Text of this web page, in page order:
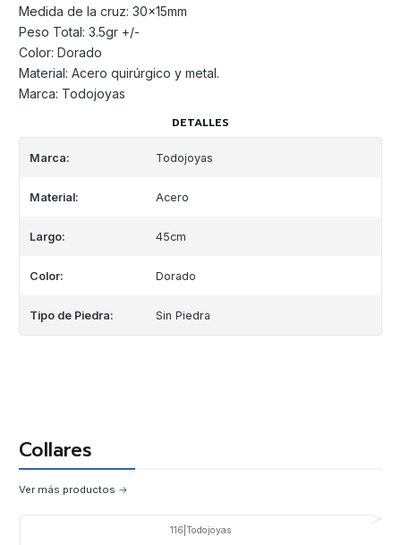
Medida de la cruz: 30x15mm
Peso Total: 3.5gr +/-
Color: Dorado
Material: Acero quirúrgico y metal.
Marca: Todojoyas
DETALLES
Marca: Todojoyas
Material: Acero
Largo: 45cm
Color: Dorado
Tipo de Piedra: Sin Piedra
Collares
Ver más productos
116 Todojoyas